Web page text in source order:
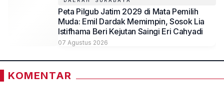
Peta Pilgub Jatim 2029 di Mata Pemilih
Muda: Emil Dardak Memimpin, Sosok Lia
Istifhama Beri Kejutan Saingi Eri Cahyadi
07 Agustus 2026
KOMENTAR